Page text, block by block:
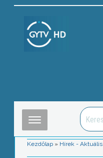
Kezdőlap » Hírek - Aktuális